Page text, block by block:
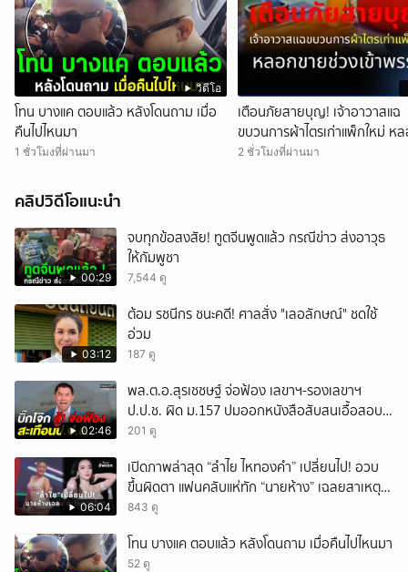
วิดีโอ
โทน บางแค ตอบแล้ว หลังโดนถาม เมื่อ
คืนไปไหนมา
1 ชั่วโมงที่ผ่านมา
เตือนภัยสายบุญ! เจ้าอาวาสแฉ
ขบวนการผ้าไตรเก่าแพ็กใหม่ ห
ช่วงเข้าพรรษา
2 ชั่วโมงที่ผ่านมา
คลิปวิดีโอแนะนำ
00:29
จบทุกข้อสงสัย! ทูตจีนพูดแล้ว กรณีข่าว ส่งอาวุธ
ให้กัมพูชา
7,544 ดู
03:12
ต้อม รชนีกร ชนะคดี! ศาลสั่ง "เลอลักษณ์" ชดใช้
อ่วม
187 ดู
02:46
พล.ต.อ.สุรเชชษฐ์ จ่อฟ้อง เลขาฯ-รองเลขาฯ
ป.ป.ช. ผิด ม.157 ปมออกหนังสือสับสนเอื้อสอบ
คดีซ้ำซ้อน
201 ดู
06:04
เปิดภาพล่าสุด “ลำไย ไหทองคำ” เปลี่ยนไป! อวบ
ขึ้นผิดตา แฟนคลับแห่ทัก “นายห้าง” เฉลยสาเหตุ
ชัด!
843 ดู
โทน บางแค ตอบแล้ว หลังโดนถาม เมื่อคืนไปไหนมา
52 ดู